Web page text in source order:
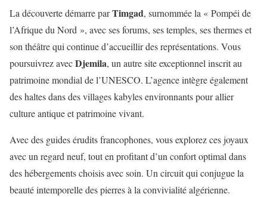
La découverte démarre parTimgad, surnommée la « Pompéi de
l’Afrique du Nord », avec ses forums, ses temples, ses thermes et
son théâtre qui continue d’accueillir des représentations. Vous
poursuivrez avecDjemila, un autre site exceptionnel inscrit au
patrimoine mondial de l’UNESCO. L’agence intègre également
des haltes dans des villages kabyles environnants pour allier
culture antique et patrimoine vivant.
Avec des guides érudits francophones, vous explorez ces joyaux
avec un regard neuf, tout en profitant d’un confort optimal dans
des hébergements choisis avec soin. Un circuit qui conjugue la
beauté intemporelle des pierres à la convivialité algérienne.